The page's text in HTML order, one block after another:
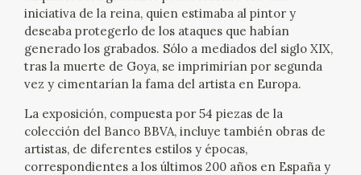
RECURSOS EDUCATIVOS
FICHAS ARASAAC
iniciativa de la reina, quien estimaba al pintor y
deseaba protegerlo de los ataques que habían
generado los grabados. Sólo a mediados del siglo XIX,
tras la muerte de Goya, se imprimirían por segunda
vez y cimentarían la fama del artista en Europa.
La exposición, compuesta por 54 piezas de la
colección del Banco BBVA, incluye también obras de
artistas, de diferentes estilos y épocas,
correspondientes a los últimos 200 años en España y